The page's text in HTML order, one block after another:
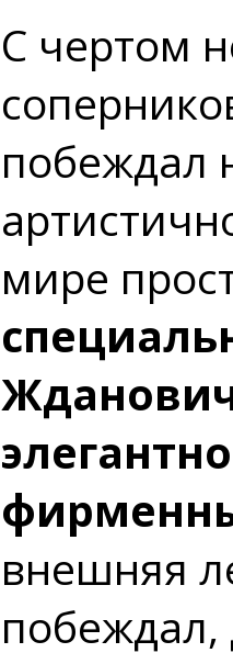
С чертом
побеждал
мире
внешняя
побеждал,